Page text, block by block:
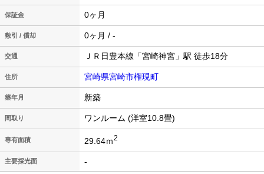
保証金 0ヶ月
敷引 / 償却 0ヶ月 / -
交通 ＪＲ日豊本線「宮崎神宮」駅 徒歩18分
住所 宮崎県宮崎市権現町
築年月 新築
間取り ワンルーム (洋室10.8畳)
専有面積 29.64ｍ2
主要採光面 -